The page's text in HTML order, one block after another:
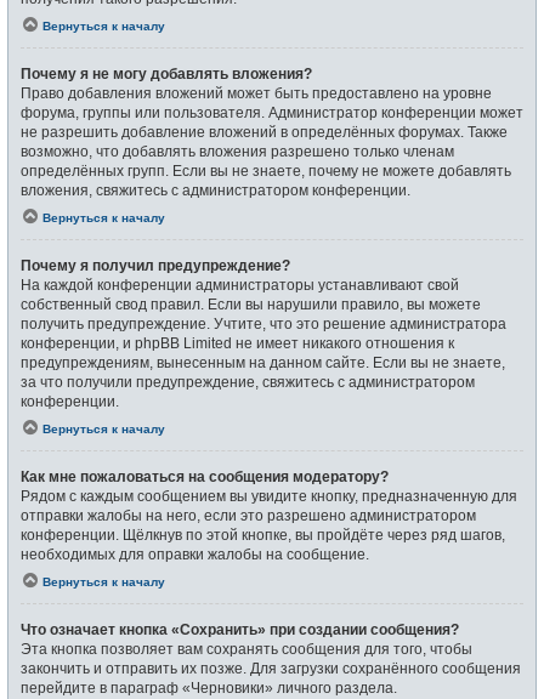
Вернуться к началу
Почему я не могу добавлять вложения?
Право добавления вложений может быть предоставлено на уровне
форума, группы или пользователя. Администратор конференции может
не разрешить добавление вложений в определённых форумах. Также
возможно, что добавлять вложения разрешено только членам
определённых групп. Если вы не знаете, почему не можете добавлять
вложения, свяжитесь с администратором конференции.
Вернуться к началу
Почему я получил предупреждение?
На каждой конференции администраторы устанавливают свой
собственный свод правил. Если вы нарушили правило, вы можете
получить предупреждение. Учтите, что это решение администратора
конференции, и phpBB Limited не имеет никакого отношения к
предупреждениям, вынесенным на данном сайте. Если вы не знаете,
за что получили предупреждение, свяжитесь с администратором
конференции.
Вернуться к началу
Как мне пожаловаться на сообщения модератору?
Рядом с каждым сообщением вы увидите кнопку, предназначенную для
отправки жалобы на него, если это разрешено администратором
конференции. Щёлкнув по этой кнопке, вы пройдёте через ряд шагов,
необходимых для оправки жалобы на сообщение.
Вернуться к началу
Что означает кнопка «Сохранить» при создании сообщения?
Эта кнопка позволяет вам сохранять сообщения для того, чтобы
закончить и отправить их позже. Для загрузки сохранённого сообщения
перейдите в параграф «Черновики» личного раздела.